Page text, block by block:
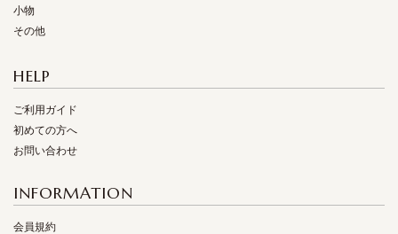
小物
その他
HELP
ご利用ガイド
初めての方へ
お問い合わせ
INFORMATION
会員規約